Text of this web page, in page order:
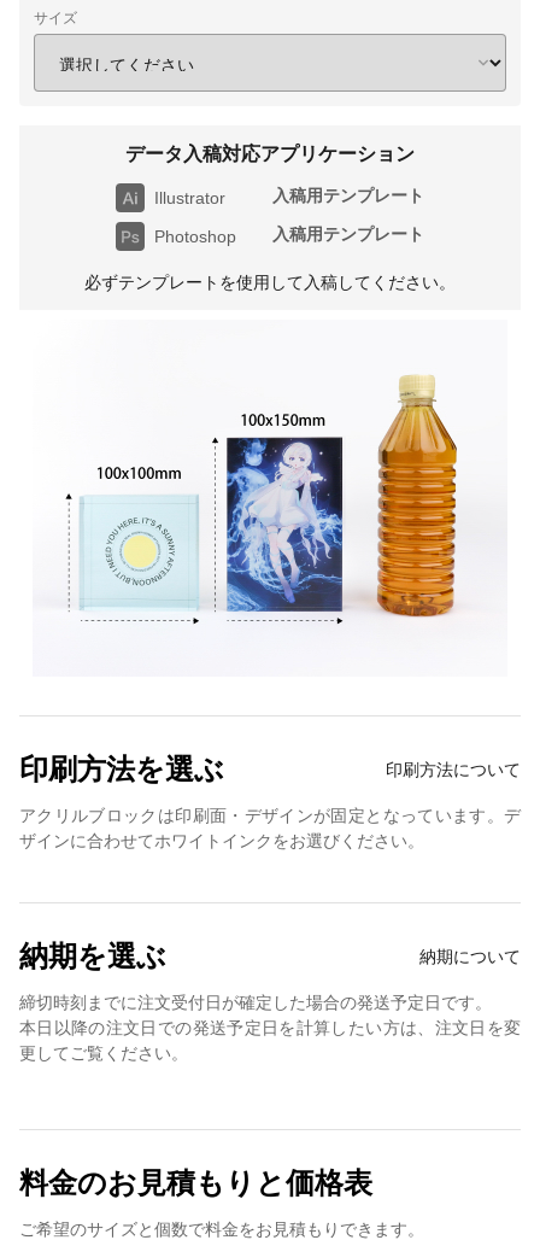
サイズ
データ入稿対応アプリケーション
Illustrator 入稿用テンプレート
Photoshop 入稿用テンプレート
必ずテンプレートを使用して入稿してください。
印刷方法を選ぶ 印刷方法について
アクリルブロックは印刷面・デザインが固定となっています。デ
ザインに合わせてホワイトインクをお選びください。
納期を選ぶ 納期について
締切時刻までに注文受付日が確定した場合の発送予定日です。
本日以降の注文日での発送予定日を計算したい方は、注文日を変
更してご覧ください。
料金のお見積もりと価格表
ご希望のサイズと個数で料金をお見積もりできます。